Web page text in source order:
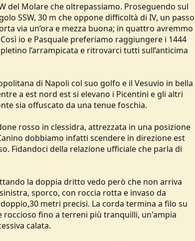
del Molare che oltrepassiamo. Proseguendo sul
SSW, 30 m che oppone difficoltà di IV, un passo
via un’ora e mezza buona; in quattro avremmo
io e Pasquale preferiamo raggiungere i 1444
l’arrampicata e ritrovarci tutti sull’anticima
di Napoli col suo golfo e il Vesuvio in bella
a est nord est si elevano i Picentini e gli altri
sia offuscato da una tenue foschia.
rosso in clessidra, attrezzata in una posizione
dobbiamo infatti scendere in direzione est
Fidandoci della relazione ufficiale che parla di
la doppia dritto vedo però che non arriva
sporco, con roccia rotta e invaso da
metri precisi. La corda termina a filo su
roccioso fino a terreni più tranquilli, un'ampia
calata.